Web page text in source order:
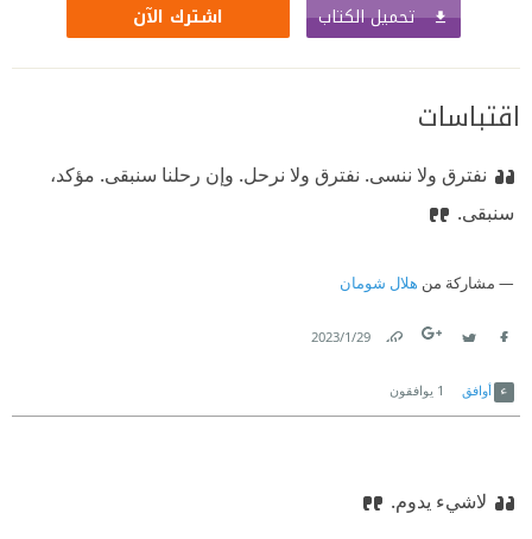
تحميل الكتاب اشترك الآن
اقتباسات
نفترق ولا ننسى. نفترق ولا نرحل. وإن رحلنا سنبقى. مؤكد،
سنبقى.
مشاركة من هلال شومان
29‏/1‏/2023
أوافق 1 يوافقون
لاشيء يدوم.